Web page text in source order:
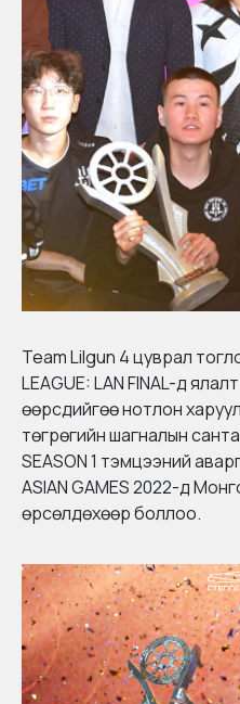
Team Lilgun 4 цуврал
LEAGUE: LAN FINAL-д
өөрсдийгөө нотлон
төгрөгийн шагналын
SEASON 1 тэмцээний
ASIAN GAMES 2022-д
өрсөлдөхөөр боллоо.